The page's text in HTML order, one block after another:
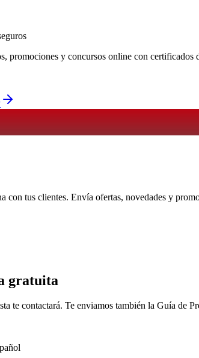
promociones y concursos online con certificados
con tus clientes. Envía ofertas, novedades y
gratuita
te contactará. Te enviamos también la Guía de